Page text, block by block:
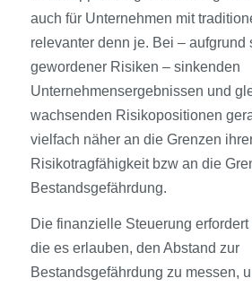
auch für Unternehmen mit
relevanter denn je. Bei – aufgrund
gewordener Risiken – sinkenden
Unternehmensergebnissen und
wachsenden Risikopositionen
vielfach näher an die Grenzen
Risikotragfähigkeit bzw an die
Bestandsgefährdung.
Die finanzielle Steuerung
die es erlauben, den Abstand zur
Bestandsgefährdung zu messen,